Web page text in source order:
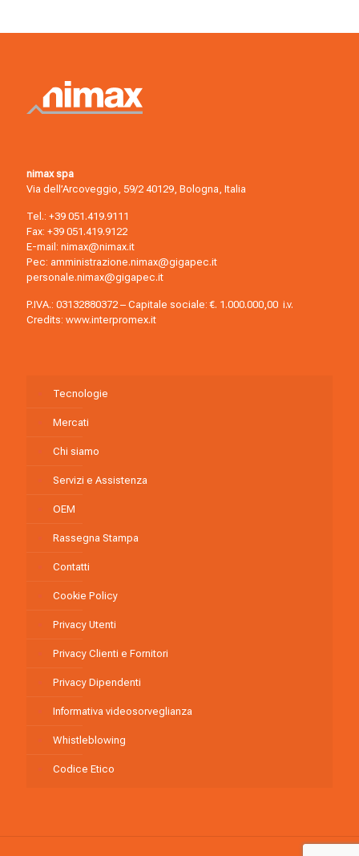
nimax spa
Via dell’Arcoveggio, 59/2 40129, Bologna, Italia
Tel.: +39 051.419.9111
Fax: +39 051.419.9122
E-mail: nimax@nimax.it
Pec: amministrazione.nimax@gigapec.it
personale.nimax@gigapec.it
P.IVA.: 03132880372 – Capitale sociale: €. 1.000.000,00 i.v.
Credits: www.interpromex.it
Tecnologie
Mercati
Chi siamo
Servizi e Assistenza
OEM
Rassegna Stampa
Contatti
Cookie Policy
Privacy Utenti
Privacy Clienti e Fornitori
Privacy Dipendenti
Informativa videosorveglianza
Whistleblowing
Codice Etico